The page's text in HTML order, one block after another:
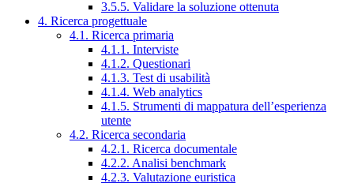
3.5.5. Validare la soluzione ottenuta
4. Ricerca progettuale
4.1. Ricerca primaria
4.1.1. Interviste
4.1.2. Questionari
4.1.3. Test di usabilità
4.1.4. Web analytics
4.1.5. Strumenti di mappatura dell’esperienza
utente
4.2. Ricerca secondaria
4.2.1. Ricerca documentale
4.2.2. Analisi benchmark
4.2.3. Valutazione euristica